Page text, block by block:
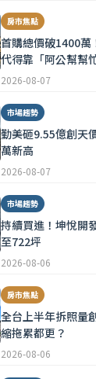
房市焦點
首購總價破1400
代得靠「阿公幫幫忙
2026-08-07
市場趨勢
勤美砸9.55億創天
萬新高
2026-08-07
市場趨勢
持續買進！坤悅開
至722坪
2026-08-06
房市焦點
全台上半年拆照量
縮拖累都更？
2026-08-06